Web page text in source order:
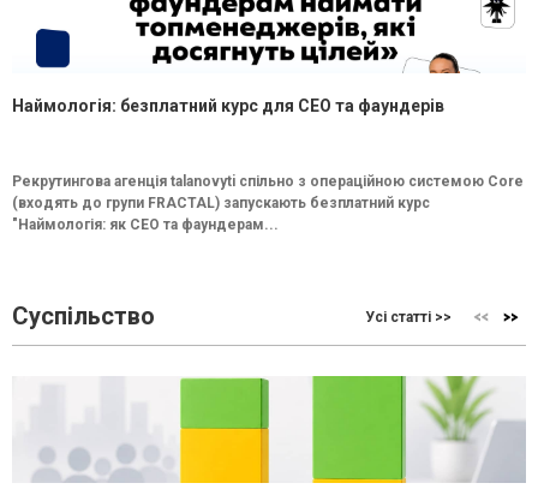
Наймологія: безплатний курс для CEO та фаундерів
Рекрутингова агенція talanovyti спільно з операційною системою Core
(входять до групи FRACTAL) запускають безплатний курс
"Наймологія: як СEO та фаундерам...
Суспільство Усі статті >>